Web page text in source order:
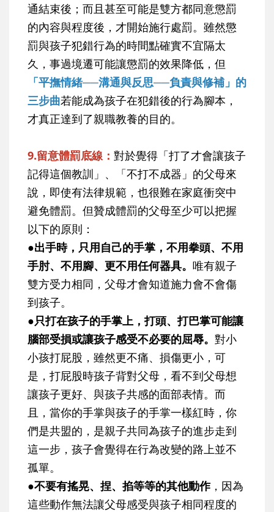
通結束後；而且甚至可能是雙方都同意懲罰
的內容與程度後，才開始施行處罰。雖然懲
罰與孩子犯錯行為的時間點確實不宜隔太
久，事過境遷可能讓懲罰的效果降低，但
「平撫情緒──溝通與反思──負責與修補」的
三步曲若能成為孩子在犯錯後的行為腳本，
才真正達到了親職教養的目的。
9.留意體罰底線： 對於覺得「打了才會讓孩子
記得這個教訓」、「不打不成器」的父母來
說，即使有法律規範，也很難在家庭衝突中
避免體罰。但贊成體罰的父母至少可以把握
以下的原則：
●出手時，只用自己的手掌，不用拳頭、不用
手肘、不用腳、更不用任何器具。 唯有親子
雙方受力相同，父母才會知道施力會不會傷
到孩子。
●只打在孩子的手掌上，打頭、打巴掌可能讓
腦部受損或讓孩子感受不必要的屈辱。 對小
小孩打屁股，雖然更不痛、損傷更小，可
是，打屁股時孩子背對父母，看不到父母想
讓孩子更好、與孩子共感的面部表情。而
且，當你的手掌與孩子的手掌一樣紅時，你
們是共盟的，是親子共同為孩子的進步走到
這一步，孩子會覺得在行為改變的路上並不
孤單。
●不要有搖晃、捏、掐等等的其他動作，因為
這些動作無法讓父母感受與孩子相同程度的